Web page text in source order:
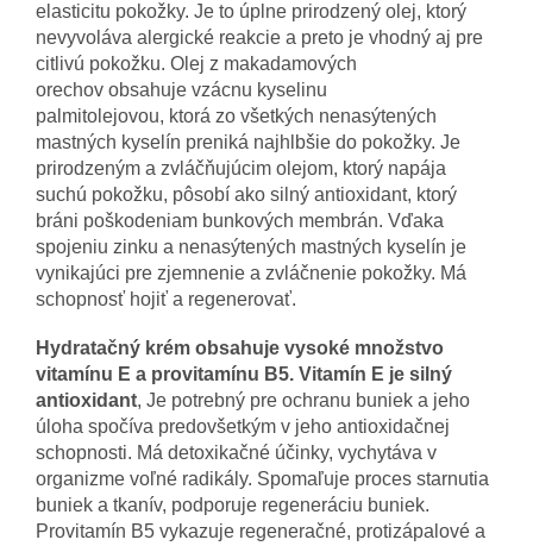
elasticitu pokožky. Je to úplne prirodzený olej, ktorý
nevyvoláva alergické reakcie a preto je vhodný aj pre
citlivú pokožku. Olej z makadamových
orechov obsahuje vzácnu kyselinu
palmitolejovou, ktorá zo všetkých nenasýtených
mastných kyselín preniká najhlbšie do pokožky. Je
prirodzeným a zvláčňujúcim olejom, ktorý napája
suchú pokožku, pôsobí ako silný antioxidant, ktorý
bráni poškodeniam bunkových membrán. Vďaka
spojeniu zinku a nenasýtených mastných kyselín je
vynikajúci pre zjemnenie a zvláčnenie pokožky. Má
schopnosť hojiť a regenerovať.
Hydratačný krém obsahuje vysoké množstvo
vitamínu E a provitamínu B5. Vitamín E je silný
antioxidant, Je potrebný pre ochranu buniek a jeho
úloha spočíva predovšetkým v jeho antioxidačnej
schopnosti. Má detoxikačné účinky, vychytáva v
organizme voľné radikály. Spomaľuje proces starnutia
buniek a tkanív, podporuje regeneráciu buniek.
Provitamín B5 vykazuje regeneračné, protizápalové a